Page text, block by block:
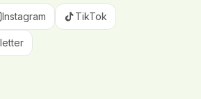
Instagram TikTok